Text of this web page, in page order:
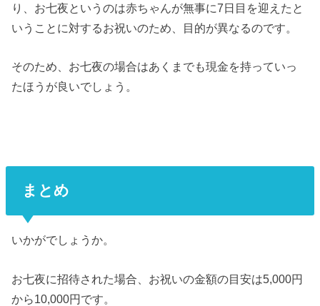
り、お七夜というのは赤ちゃんが無事に7日目を迎えたと
いうことに対するお祝いのため、目的が異なるのです。
そのため、お七夜の場合はあくまでも現金を持っていっ
たほうが良いでしょう。
まとめ
いかがでしょうか。
お七夜に招待された場合、お祝いの金額の目安は5,000円
から10,000円です。